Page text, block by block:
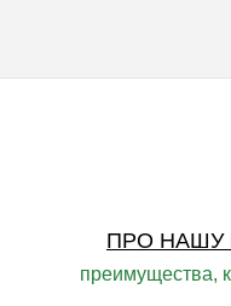
ПРО
преимущества,